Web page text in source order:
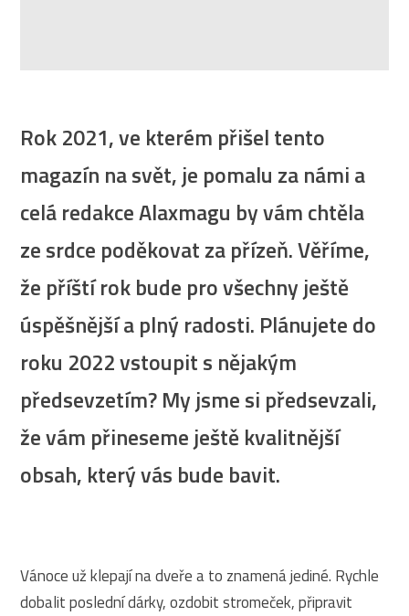
Rok 2021, ve kterém přišel tento
magazín na svět, je pomalu za námi a
celá redakce Alaxmagu by vám chtěla
ze srdce poděkovat za přízeň. Věříme,
že příští rok bude pro všechny ještě
úspěšnější a plný radosti. Plánujete do
roku 2022 vstoupit s nějakým
předsevzetím? My jsme si předsevzali,
že vám přineseme ještě kvalitnější
obsah, který vás bude bavit.
Vánoce už klepají na dveře a to znamená jediné. Rychle
dobalit poslední dárky, ozdobit stromeček, připravit